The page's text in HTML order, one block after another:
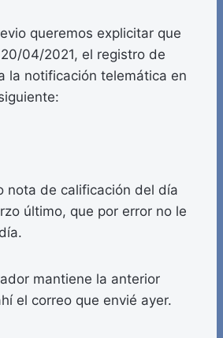
queremos explicitar que
04/2021, el registro de
la notificación telemática en
nota de calificación del día
último, que por error no le
mantiene la anterior
el correo que envié ayer.